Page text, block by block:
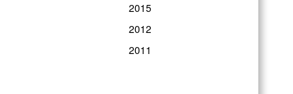
2015
2012
2011